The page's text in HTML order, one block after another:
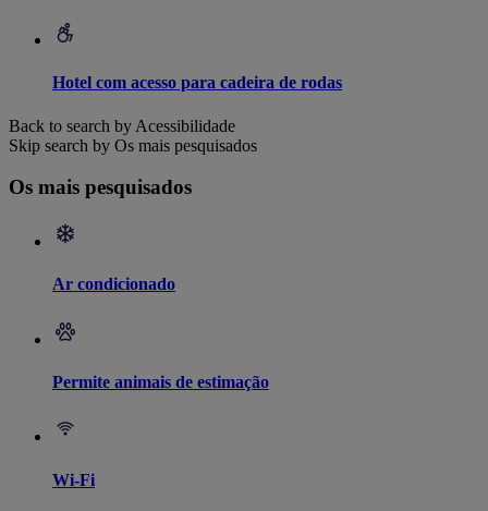
Hotel com acesso para cadeira de rodas
Back to search by Acessibilidade
Skip search by Os mais pesquisados
Os mais pesquisados
Ar condicionado
Permite animais de estimação
Wi-Fi